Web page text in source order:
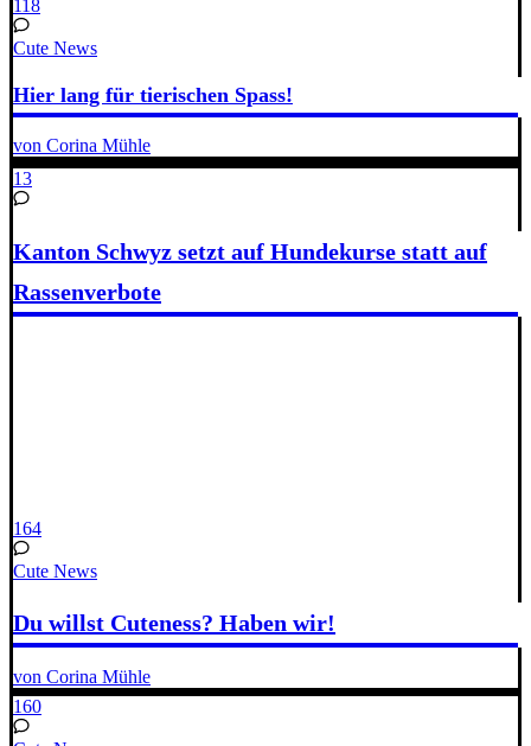
118
Cute News
Hier lang für tierischen Spass!
von Corina Mühle
13
Kanton Schwyz setzt auf Hundekurse statt auf
Rassenverbote
164
Cute News
Du willst Cuteness? Haben wir!
von Corina Mühle
160